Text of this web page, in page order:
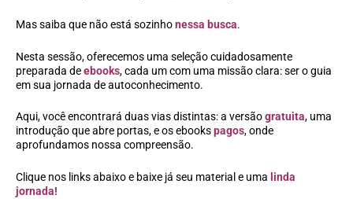
Mas saiba que não está sozinhonessa busca.
Nesta sessão, oferecemos uma seleção cuidadosamente
preparada deebooks, cada um com uma missão clara: ser o guia
em sua jornada de autoconhecimento.
Aqui, você encontrará duas vias distintas: a versãogratuita, uma
introdução que abre portas, e os ebookspagos, onde
aprofundamos nossa compreensão.
Clique nos links abaixo e baixe já seu material e uma linda
jornada!